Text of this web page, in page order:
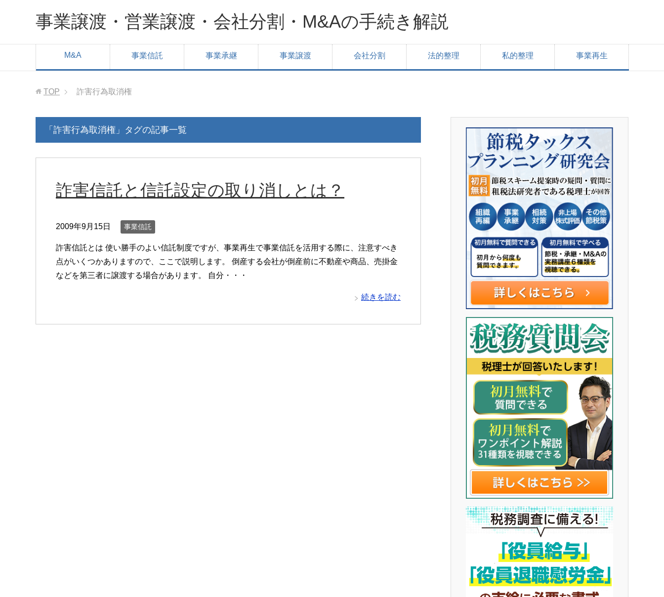
事業譲渡・営業譲渡・会社分割・M&Aの手続き解説
M&A 事業信託 事業承継 事業譲渡 会社分割 法的整理 私的整理 事業再生
TOP 詐害行為取消権
「詐害行為取消権」タグの記事一覧
詐害信託と信託設定の取り消しとは？
2009年9月15日 事業信託
詐害信託とは 使い勝手のよい信託制度ですが、事業再生で事業信託を活用する際に、注意すべき
点がいくつかありますので、ここで説明します。 倒産する会社が倒産前に不動産や商品、売掛金
などを第三者に譲渡する場合があります。 自分・・・
続きを読む